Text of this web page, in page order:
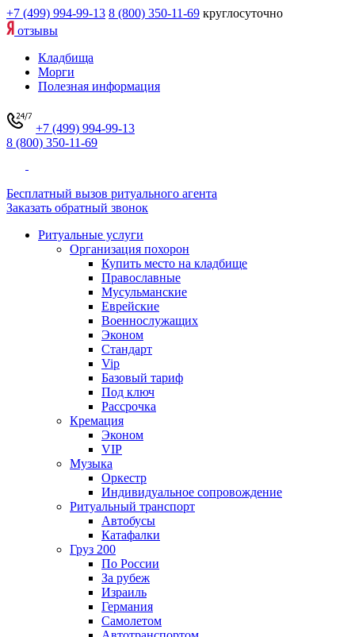
+7 (499) 994-99-13 8 (800) 350-11-69 круглосуточно
отзывы
Кладбища
Морги
Полезная информация
+7 (499) 994-99-13
8 (800) 350-11-69
Бесплатный вызов ритуального агента
Заказать обратный звонок
Ритуальные услуги
Организация похорон
Купить место на кладбище
Православные
Мусульманские
Еврейские
Военнослужащих
Эконом
Стандарт
Vip
Базовый тариф
Под ключ
Рассрочка
Кремация
Эконом
VIP
Музыка
Оркестр
Индивидуальное сопровождение
Ритуальный транспорт
Автобусы
Катафалки
Груз 200
По России
За рубеж
Израиль
Германия
Самолетом